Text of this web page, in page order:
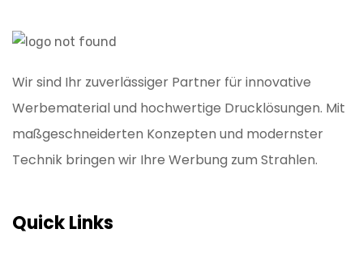
Wir sind Ihr zuverlässiger Partner für innovative
Werbematerial und hochwertige Drucklösungen. Mit
maßgeschneiderten Konzepten und modernster
Technik bringen wir Ihre Werbung zum Strahlen.
Quick Links